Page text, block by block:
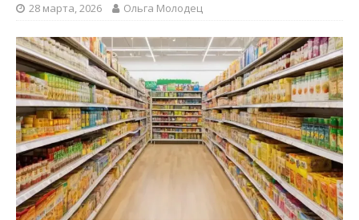
28 марта, 2026 Ольга Молодец